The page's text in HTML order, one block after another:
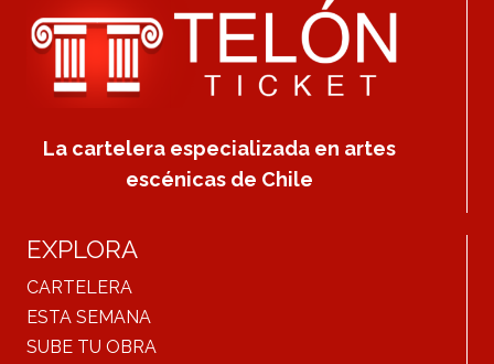
La cartelera especializada en artes
escénicas de Chile
EXPLORA
CARTELERA
ESTA SEMANA
SUBE TU OBRA